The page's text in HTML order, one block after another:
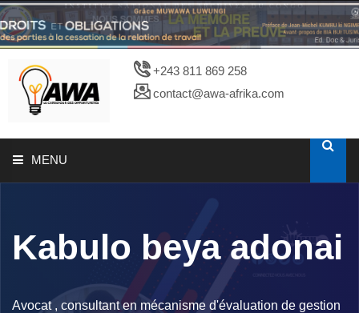
+243 811 869 258
contact@awa-afrika.com
MENU
CATALOGUES
PHOTOTHEQUE
Kabulo beya adonai
Avocat , consultant en mécanisme d'évaluation de gestion